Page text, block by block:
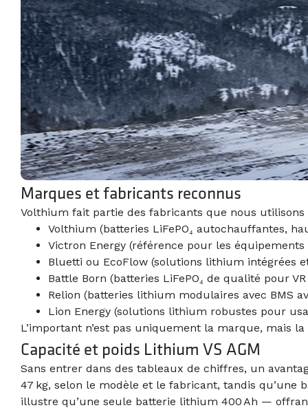
Marques et fabricants reconnus
Volthium fait partie des fabricants que nous
Volthium (batteries LiFePO₄ autochauffantes,
Victron Energy (référence pour les équipements
Bluetti ou EcoFlow (solutions lithium intégrées
Battle Born (batteries LiFePO₄ de qualité pour
Relion (batteries lithium modulaires avec BMS
Lion Energy (solutions lithium robustes pour
L’important n’est pas uniquement la marque, mais
Capacité et poids Lithium VS AGM
Sans entrer dans des tableaux de chiffres, un
47 kg, selon le modèle et le fabricant, tandis qu’une
illustre qu’une seule batterie lithium 400 Ah —